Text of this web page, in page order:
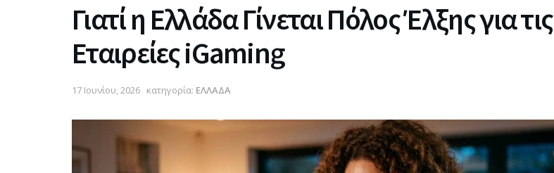
Γιατί η Ελλάδα Γίνεται Πόλος Έλξης για τις
Εταιρείες iGaming
17 Ιουνίου, 2026 κατηγορία: ΕΛΛΑΔΑ